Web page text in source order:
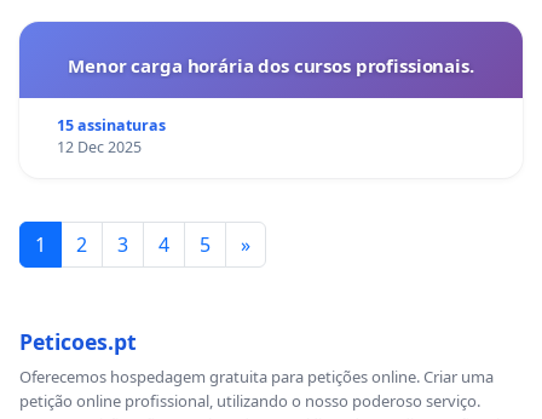
Menor carga horária dos cursos profissionais.
15 assinaturas
12 Dec 2025
1 2 3 4 5 »
Peticoes.pt
Oferecemos hospedagem gratuita para petições online. Criar uma
petição online profissional, utilizando o nosso poderoso serviço.